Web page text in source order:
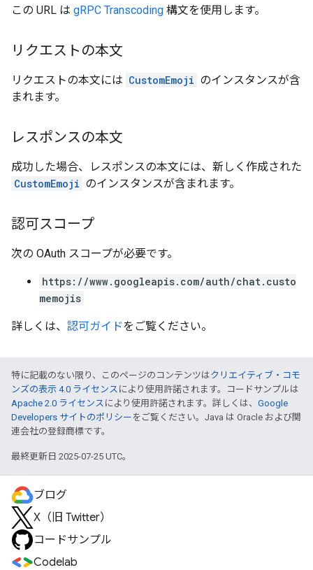
この URL は gRPC Transcoding 構文を使用します。
リクエストの本文
リクエストの本文には CustomEmoji のインスタンスが含
まれます。
レスポンスの本文
成功した場合、レスポンスの本文には、新しく作成された
CustomEmoji のインスタンスが含まれます。
認可スコープ
次の OAuth スコープが必要です。
https://www.googleapis.com/auth/chat.custo
memojis
詳しくは、 認可ガイドをご覧ください。
特に記載のない限り、このページのコンテンツはクリエイティブ・コモ
ンズの表示 4.0 ライセンス により使用許諾されます。コードサンプルは
Apache 2.0 ライセンス により使用許諾されます。詳しくは、 Google
Developers サイトのポリシー をご覧ください。Java は Oracle および関
連会社の登録商標です。
最終更新日 2025-07-25 UTC。
ブログ
X（旧 Twitter）
コードサンプル
Codelab